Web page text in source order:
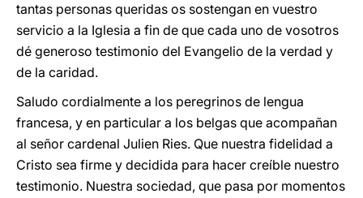
tantas personas queridas os sostengan en vuestro
servicio a la Iglesia a fin de que cada uno de vosotros
dé generoso testimonio del Evangelio de la verdad y
de la caridad.
Saludo cordialmente a los peregrinos de lengua
francesa, y en particular a los belgas que acompañan
al señor cardenal Julien Ries. Que nuestra fidelidad a
Cristo sea firme y decidida para hacer creíble nuestro
testimonio. Nuestra sociedad, que pasa por momentos